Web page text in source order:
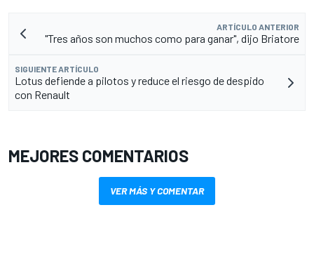
ARTÍCULO ANTERIOR
"Tres años son muchos como para ganar", dijo Briatore
SIGUIENTE ARTÍCULO
Lotus defiende a pilotos y reduce el riesgo de despido
con Renault
MEJORES COMENTARIOS
VER MÁS Y COMENTAR